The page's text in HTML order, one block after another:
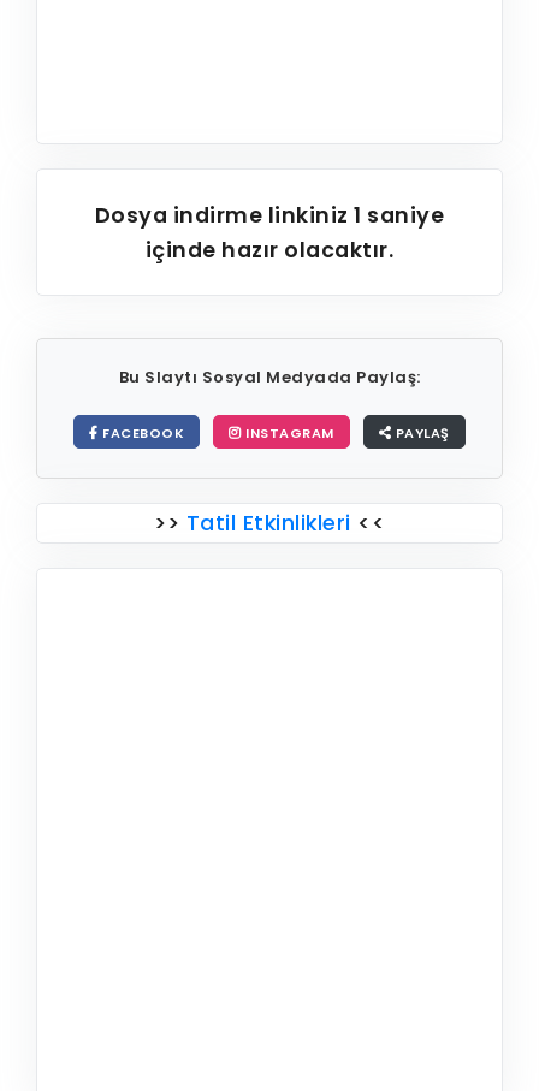
Dosya indirme linkiniz1 saniye
içinde hazır olacaktır.
Bu Slaytı Sosyal Medyada Paylaş:
FACEBOOK INSTAGRAM PAYLAŞ
>> Tatil Etkinlikleri <<